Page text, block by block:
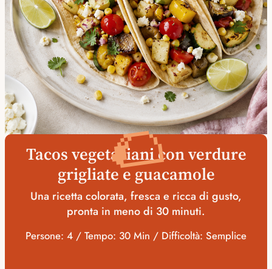
🌮
Tacos vegetariani con verdure
grigliate e guacamole
Una ricetta colorata, fresca e ricca di gusto,
pronta in meno di 30 minuti.
Persone: 4 / Tempo: 30 Min / Difficoltà: Semplice